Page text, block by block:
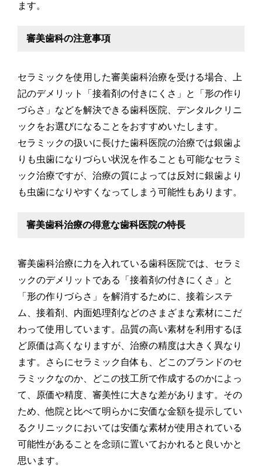
ます。
審美歯科の注意事項
セラミックを使用した審美歯科治療を受ける場合、上
記のデメリット「接着剤の付きにくさ」と「形の作り
づらさ」などを解決できる歯科医院、デンタルクリニ
ックをお選びになることをおすすめいたします。
セラミックの扱いに長けた歯科医院の治療では銀歯よ
りも虫歯になりづらい状況を作ることも可能なセラミ
ック治療ですが、治療の質によっては反対に銀歯より
も虫歯になりやすくなってしまう可能性もあります。
審美歯科治療の得意な歯科医院の特長
審美歯科治療に力を入れている歯科医院では、セラミ
ックのデメリットである「接着剤の付きにくさ」と
「形の作りづらさ」を解消するために、接着システ
ム、接着剤、内面処理剤などのさまざまな素材にこだ
わって使用しています。品質の高い素材を利用するほ
ど原価は高くなりますが、治療の精度は大きく異なり
ます。さらにセラミック自体も、どこのブランドのセ
ラミックなのか、どこの技工所で作成するのかによっ
て、原価や精度、審美性に大きな差があります。その
ため、他院と比べて明らかに安価な金額を提示してい
るクリニックにおいては安価な素材が使用されている
可能性があることを念頭に置いておかれると良いかと
思います。